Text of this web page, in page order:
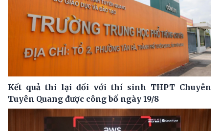
Kết quả thi lại đối với thí sinh THPT Chuyên
Tuyên Quang được công bố ngày 19/8